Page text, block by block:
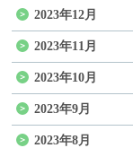
2023年12月
2023年11月
2023年10月
2023年9月
2023年8月